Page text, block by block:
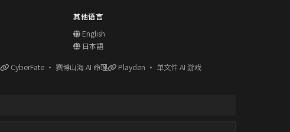
其他语言
English
日本語
CyberFate · 赛博山海 AI 命理
Playden · 单文件 AI 游戏